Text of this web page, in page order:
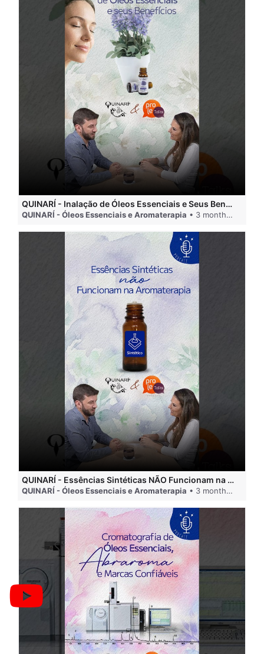
QUINARÍ - Inalação de Óleos Essenciais e Seus Benefícios
QUINARÍ - Óleos Essenciais e Aromaterapia • 3 months ago
QUINARÍ - Essências Sintéticas NÃO Funcionam na Aromaterapia
QUINARÍ - Óleos Essenciais e Aromaterapia • 3 months ago